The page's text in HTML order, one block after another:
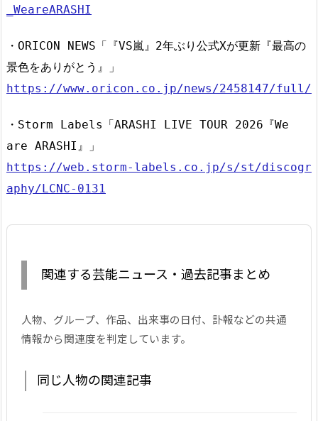
_WeareARASHI
・ORICON NEWS「『VS嵐』2年ぶり公式Xが更新『最高の
景色をありがとう』」
https://www.oricon.co.jp/news/2458147/full/
・Storm Labels「ARASHI LIVE TOUR 2026『We
are ARASHI』」
https://web.storm-labels.co.jp/s/st/discogr
aphy/LCNC-0131
関連する芸能ニュース・過去記事まとめ
人物、グループ、作品、出来事の日付、訃報などの共通
情報から関連度を判定しています。
同じ人物の関連記事